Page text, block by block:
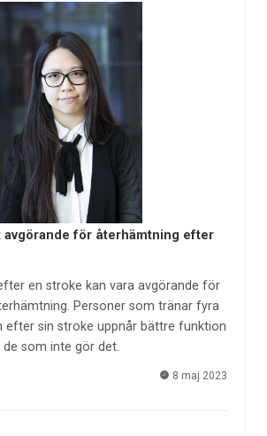
avgörande för återhämtning efter
en stroke kan vara avgörande för
Personer som tränar fyra
efter sin stroke uppnår bättre funktion
som inte gör det.
8 maj 2023